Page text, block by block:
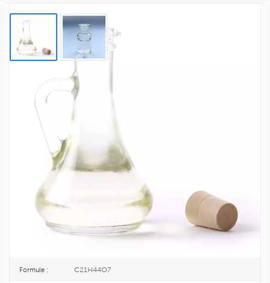
Triglycéride Caprylique/caprique (GTCC)
CAS 65381-09-1
Le GTCC est un triester mixte d'acides gras à teneur moyenne en
carbone dans du glycérol et de l'huile végétale, qui est un
adoucissant lipophile incolore, inodore et à faible viscosité.
65381-09-1
EINECS :
Emballer :
TOPINCHEM®
Formule : C21H44O7